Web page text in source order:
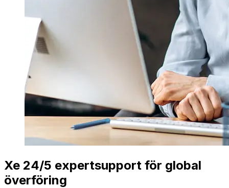
Xe 24/5 expertsupport för global
överföring